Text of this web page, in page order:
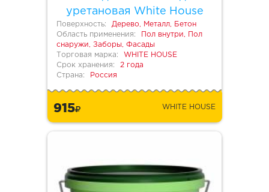
уретановая White House
Поверхность:
Дерево, Металл, Бетон
Область применения:
Пол внутри, Пол
снаружи, Заборы, Фасады
Торговая марка:
WHITE HOUSE
Срок хранения:
2 года
Страна:
Россия
915 WHITE HOUSE